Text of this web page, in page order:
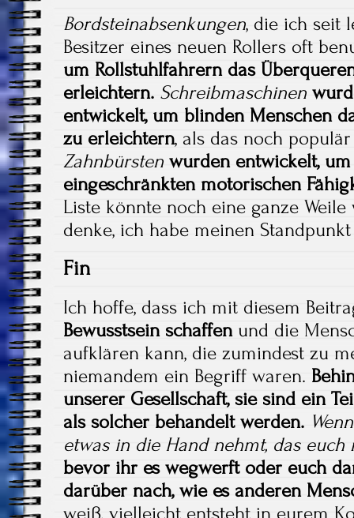
Bordsteinabsenkungen, die ich seit
Besitzer eines neuen Rollers oft
um Rollstuhlfahrern das
erleichtern. Schreibmaschinen
entwickelt, um blinden Menschen
zu erleichtern, als das noch
Zahnbürsten wurden entwickelt,
eingeschränkten motorischen
Liste könnte noch eine ganze
denke, ich habe meinen
Fin
Ich hoffe, dass ich mit diesem
Bewusstsein schaffenund die
aufklären kann, die zumindest zu
niemandem ein Begriff waren.
unserer Gesellschaft, sie sind ein
als solcher behandelt werden.
etwas in die Hand nehmt, das euch
bevor ihr es wegwerft oder euch
darüber nach, wie es anderen
weiß, vielleicht entsteht in eurem